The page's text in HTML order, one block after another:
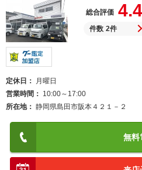
総合評価 4.4
件数 2件
定休日
月曜日
営業時間
10:00～17:00
所在地
静岡県島田市阪本４２１－２
無料